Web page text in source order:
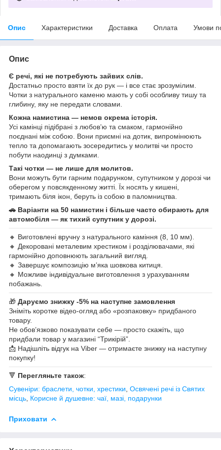
Опис Характеристики Доставка Оплата Умови
Опис
Є речі, які не потребують зайвих слів.
Достатньо просто взяти їх до рук — і все стає зрозумілим.
Чотки з натурального каменю мають у собі особливу тишу та
глибину, яку не передати словами.
Кожна намистина — немов окрема історія.
Усі камінці підібрані з любов’ю та смаком, гармонійно
поєднані між собою. Вони приємні на дотик, випромінюють
тепло та допомагають зосередитись у молитві чи просто
побути наодинці з думками.
Такі чотки — не лише для молитов.
Вони можуть бути гарним подарунком, супутником у дорозі чи
оберегом у повсякденному житті. Їх носять у кишені,
тримають біля ікон, беруть із собою в паломництва.
🚗 Варіанти на 50 намистин і більше часто обирають для
автомобіля — як тихий супутник у дорозі.
🔸 Виготовлені вручну з натурального каміння (8, 10 мм).
🔸 Декоровані металевим хрестиком і розділювачами, які
гармонійно доповнюють загальний вигляд.
🔸 Завершує композицію м’яка шовкова китиця.
🔸 Можливе індивідуальне виготовлення з урахуванням
побажань.
🎁 Даруємо знижку -5% на наступне замовлення
Зніміть коротке відео-огляд або «розпаковку» придбаного
товару.
Не обов’язково показувати себе — просто скажіть, що
придбали товар у магазині “Трикірій”.
📩 Надішліть відгук на Viber — отримаєте знижку на наступну
покупку!
🔻 Перегляньте також:
Сувеніри: браслети, чотки, хрестики Освячені речі із Святих
місць Корисне й душевне: чаї, мазі, подарунки
Приховати